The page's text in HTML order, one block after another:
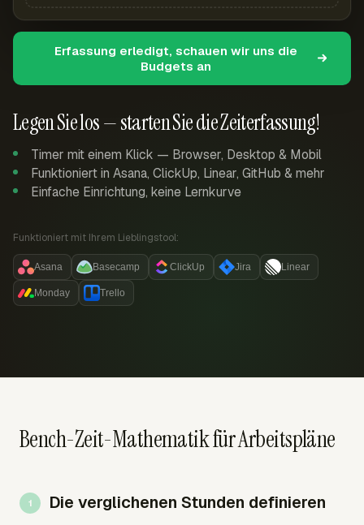
Legen Sie los — starten Sie die Zeiterfassung!
Timer mit einem Klick — Browser, Desktop & Mobil
Funktioniert in Asana, ClickUp, Linear, GitHub & mehr
Einfache Einrichtung, keine Lernkurve
Funktioniert mit Ihrem Lieblingstool:
Asana Basecamp ClickUp Jira Linear
Monday Trello
Erfassung erledigt, schauen wir uns die
Budgets an
Bench-Zeit-Mathematik für Arbeitspläne
Die verglichenen Stunden definieren